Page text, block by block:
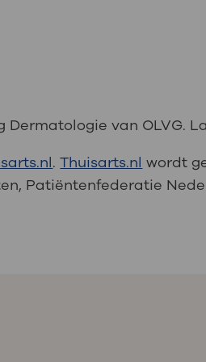
van OLVG.
.Thuisarts.nl wordt
Patiëntenfederatie